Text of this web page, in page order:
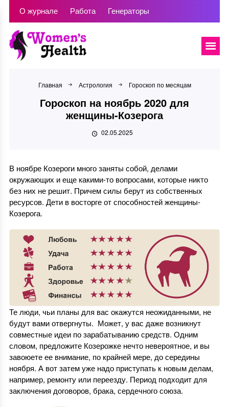
О журнале Работа Генераторы
Главная Астрология Гороскоп по месяцам
Гороскоп на ноябрь 2020 для
женщины-Козерога
02.05.2025
В ноябре Козероги много заняты собой, делами
окружающих и еще какими-то вопросами, которые никто
без них не решит. Причем силы берут из собственных
ресурсов. Дети в восторге от способностей женщины-
Козерога.
Те люди, чьи планы для вас окажутся неожиданными, не
будут вами отвергнуты. Может, у вас даже возникнут
совместные идеи по зарабатыванию средств. Одним
словом, предложите Козерожке нечто невероятное, и вы
завоюете ее внимание, по крайней мере, до середины
ноября. А вот затем уже надо приступать к новым делам,
например, ремонту или переезду. Период подходит для
заключения договоров, брака, сердечного союза.